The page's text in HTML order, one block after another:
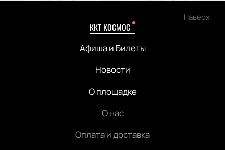
Наверх
ККТ КОСМОС
Афиша и Билеты
Новости
О площадке
О нас
Оплата и доставка